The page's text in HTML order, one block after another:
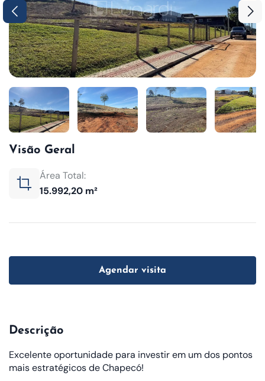
Visão Geral
Área Total:
15.992,20 m²
Agendar visita
Descrição
Excelente oportunidade para investir em um dos pontos
mais estratégicos de Chapecó!